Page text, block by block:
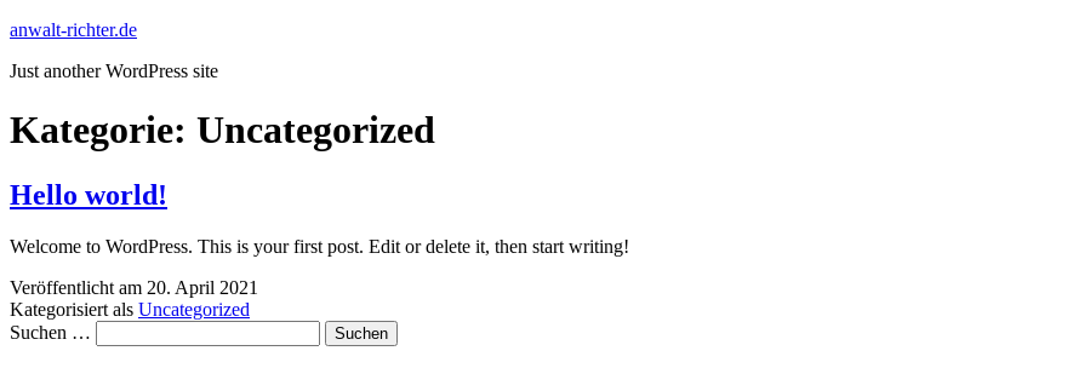
Zum
springen
anwalt-richter.de
Just another WordPress site
Kategorie: Uncategorized
Hello world!
Welcome to WordPress. This is your first post. Edit or delete it, then start writing!
Veröffentlicht am 20. April 2021
Kategorisiert als Uncategorized
Suchen …